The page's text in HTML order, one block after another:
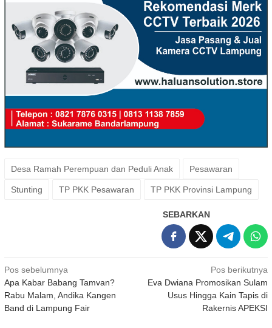
Desa Ramah Perempuan dan Peduli Anak Pesawaran
Stunting TP PKK Pesawaran TP PKK Provinsi Lampung
SEBARKAN
Navigasi
pos
Pos sebelumnya
Apa Kabar Babang Tamvan?
Rabu Malam, Andika Kangen
Band di Lampung Fair
Pos berikutnya
Eva Dwiana Promosikan Sulam
Usus Hingga Kain Tapis di
Rakernis APEKSI